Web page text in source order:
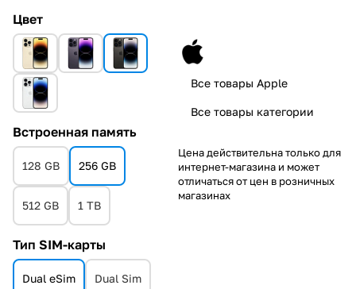
Цвет
Встроенная память
128 GB 256 GB
512 GB 1 TB
Тип SIM-карты
Dual eSim Dual Sim
Все товары Apple
Все товары категории
Цена действительна только для
интернет-магазина и может
отличаться от цен в розничных
магазинах